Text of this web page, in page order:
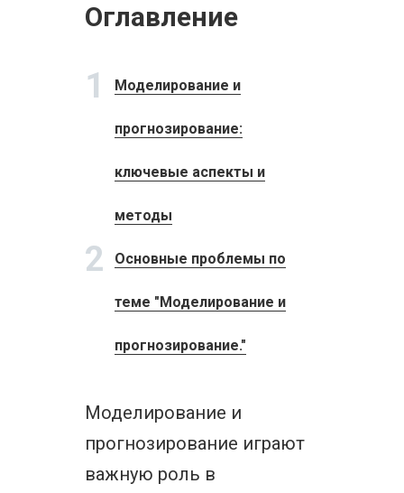
Оглавление
1 Моделирование и
прогнозирование:
ключевые аспекты и
методы
2 Основные проблемы по
теме "Моделирование и
прогнозирование."
Моделирование и
прогнозирование играют
важную роль в